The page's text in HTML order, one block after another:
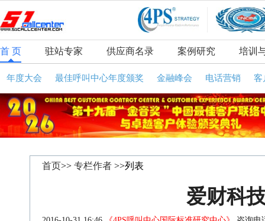
首 页 驻站专家 供应商名录 案例研究 培训
年度大会 最佳呼叫中心年度颁奖 金融峰会 电话营销 客
首页>> 专栏作者 >>列表
爱财科